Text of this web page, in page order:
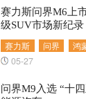
赛力斯 问界 鸿
赛力斯问界M6上
级SUV市场新纪录
05-27
问界M9入选 “十